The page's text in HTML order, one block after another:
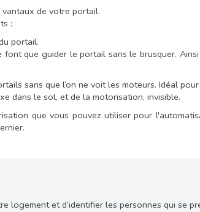
vantaux de votre portail.
:
portail.
que guider le portail sans le brusquer.
sans que l’on ne voit les moteurs. Idéal
dans le sol, et de la motorisation, invisible.
que vous pouvez utiliser pour
logement et d’identifier les personnes qui se